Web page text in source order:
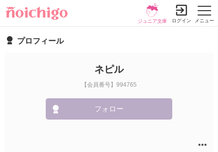
メニュー
ジュニア文庫 ログイン
プロフィール
ネピル
【会員番号】994765
フォロー